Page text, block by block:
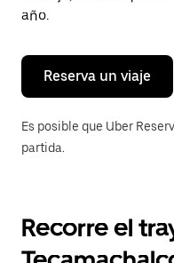
el
calendario.
año.
Reserva un viaje
Es posible que Uber
partida.
Recorre el